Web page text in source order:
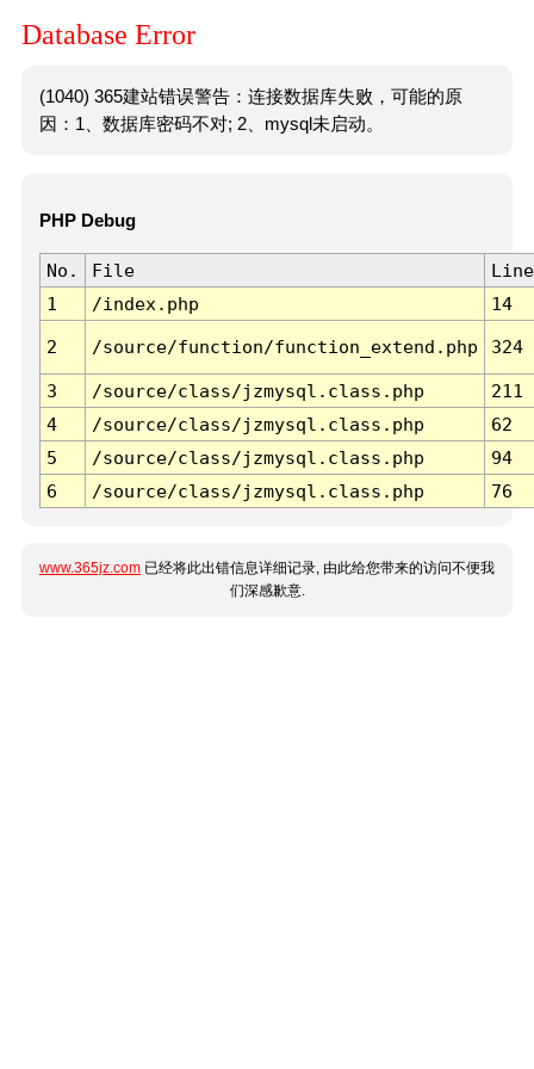
Database Error
(1040) 365建站错误警告：连接数据库失败，可能的原
因：1、数据库密码不对; 2、mysql未启动。
PHP Debug
No. File
Line
1
/index.php 14
2 /source/function/function_extend.php 324
3 /source/class/jzmysql.class.php
211
4
/source/class/jzmysql.class.php
62
5
/source/class/jzmysql.class.php
94
6
/source/class/jzmysql.class.php 76
www.365jz.com 已经将此出错信息详细记录, 由此给您带来的访问不便我
们深感歉意.